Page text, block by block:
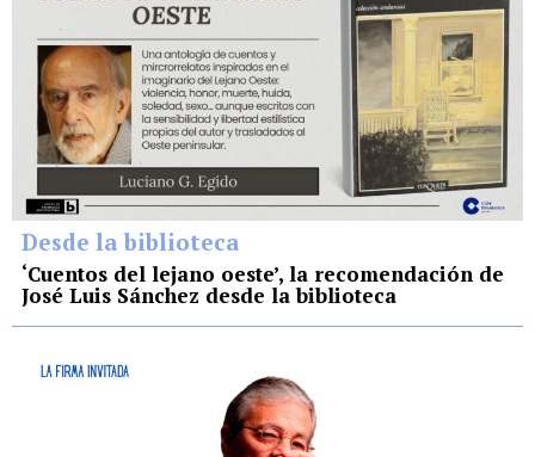
Desde la biblioteca
‘Cuentos del lejano oeste’, la recomendación de
José Luis Sánchez desde la biblioteca